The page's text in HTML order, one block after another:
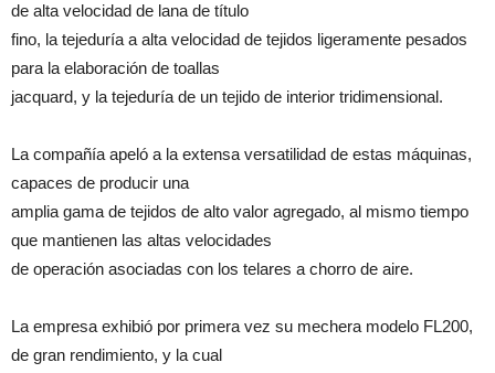
de alta velocidad de lana de título
fino, la tejeduría a alta velocidad de tejidos ligeramente pesados
para la elaboración de toallas
jacquard, y la tejeduría de un tejido de interior tridimensional.
La compañía apeló a la extensa versatilidad de estas máquinas,
capaces de producir una
amplia gama de tejidos de alto valor agregado, al mismo tiempo
que mantienen las altas velocidades
de operación asociadas con los telares a chorro de aire.
La empresa exhibió por primera vez su mechera modelo FL200,
de gran rendimiento, y la cual